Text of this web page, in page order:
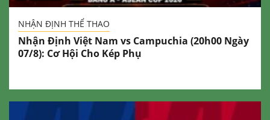
NHẬN ĐỊNH THỂ THAO
Nhận Định Việt Nam vs Campuchia (20h00 Ngày
07/8): Cơ Hội Cho Kép Phụ